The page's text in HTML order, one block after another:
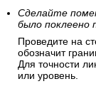
Сделайте
было поклеено
Проведите на
обозначит
Для точности
или уровень.